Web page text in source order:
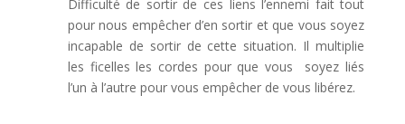
Difficulté de sortir de ces liens l’ennemi fait tout
pour nous empêcher d’en sortir et que vous soyez
incapable de sortir de cette situation. Il multiplie
les ficelles les cordes pour que vous soyez liés
l’un à l’autre pour vous empêcher de vous libérez.